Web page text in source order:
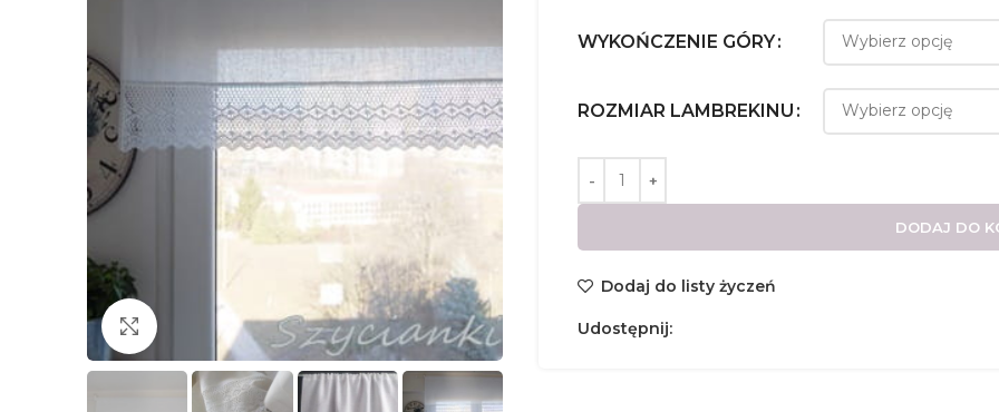
Click to enlarge
169,00 zł
do
500,00 zł
WYKOŃCZENIE GÓRY
ROZMIAR LAMBREKINU
DODAJ DO
Dodaj do listy życzeń
Udostępnij: